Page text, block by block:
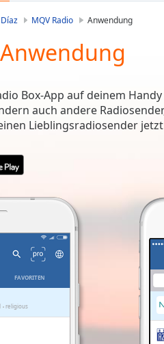
MQV Radio Anwendung
Box-App auf deinem
auch andere
Lieblingsradiosender
FAVORITEN
religious